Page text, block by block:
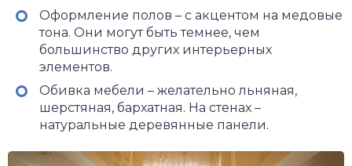
Оформление полов – с акцентом на медовые
тона. Они могут быть темнее, чем
большинство других интерьерных
элементов.
Обивка мебели – желательно льняная,
шерстяная, бархатная. На стенах –
натуральные деревянные панели.